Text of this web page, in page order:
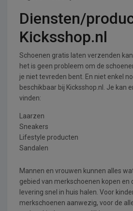
Diensten/
Kicksshop.nl
Schoenen gratis laten verzenden
het is geen probleem om de
je niet tevreden bent. En niet enkel
beschikbaar bij Kicksshop.nl. Je kan
vinden:
Laarzen
Sneakers
Lifestyle producten
Sandalen
Mannen en vrouwen kunnen alles
gebied van merkschoenen kopen en
levering snel in huis halen. Voor
merkschoenen aanwezig, voor de